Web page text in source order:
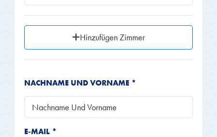
Hinzufügen Zimmer
NACHNAME UND VORNAME *
E-MAIL *